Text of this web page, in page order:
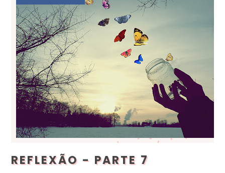
REFLEXÃO - PARTE 7